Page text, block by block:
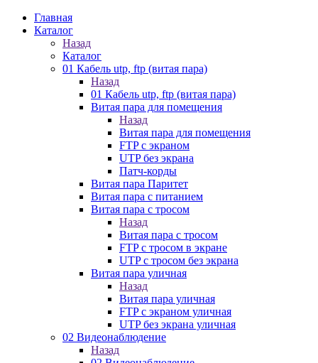
Главная
Каталог
Назад
Каталог
01 Кабель utp, ftp (витая пара)
Назад
01 Кабель utp, ftp (витая пара)
Витая пара для помещения
Назад
Витая пара для помещения
FTP с экраном
UTP без экрана
Патч-корды
Витая пара Паритет
Витая пара с питанием
Витая пара с тросом
Назад
Витая пара с тросом
FTP с тросом в экране
UTP с тросом без экрана
Витая пара уличная
Назад
Витая пара уличная
FTP с экраном уличная
UTP без экрана уличная
02 Видеонаблюдение
Назад